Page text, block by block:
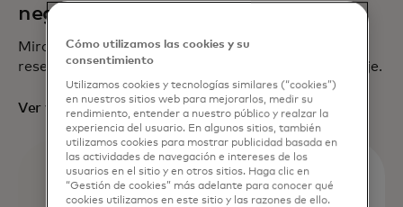
Los departamentos como cuentas por
pagar, cuentas por cobrar, adquisiciones y
gestión de viajes pueden beneficiarse.
negocios
Mira cómo las tarjetas virtuales pueden facilitar la
reservación de viajes y el pago de los gastos de viaje.
Ver video se abre en una pestaña nueva
Cómo utilizamos las cookies y su
consentimiento
Utilizamos cookies y tecnologías similares (“cookies”)
en nuestros sitios web para mejorarlos, medir su
rendimiento, entender a nuestro público y realzar la
experiencia del usuario. En algunos sitios, también
utilizamos cookies para mostrar publicidad basada en
las actividades de navegación e intereses de los
usuarios en el sitio y en otros sitios. Haga clic en
“Gestión de cookies” más adelante para conocer qué
cookies utilizamos en este sitio y las razones de ello.